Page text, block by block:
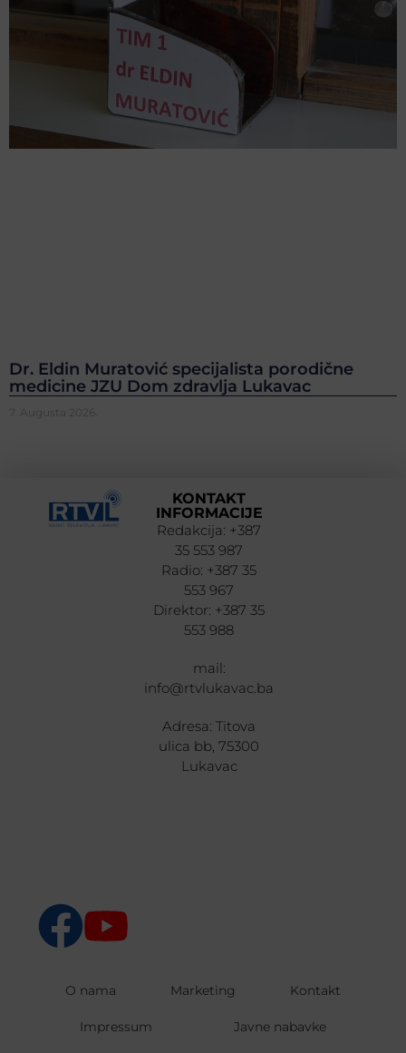
Dr. Eldin Muratović specijalista porodične
medicine JZU Dom zdravlja Lukavac
7. Augusta 2026.
KONTAKT
INFORMACIJE
Redakcija: +387
35 553 987
Radio: +387 35
553 967
Direktor: +387 35
553 988
mail:
info@rtvlukavac.ba
Adresa: Titova
ulica bb, 75300
Lukavac
O nama Marketing Kontakt
Impressum Javne nabavke